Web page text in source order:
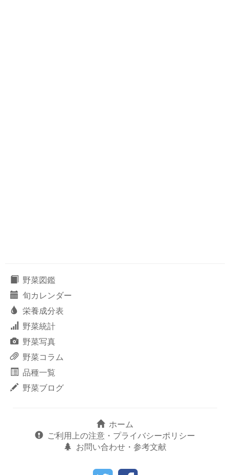
野菜図鑑
旬カレンダー
栄養成分表
野菜統計
野菜写真
野菜コラム
品種一覧
野菜ブログ
ホーム
ご利用上の注意・プライバシーポリシー
お問い合わせ・参考文献